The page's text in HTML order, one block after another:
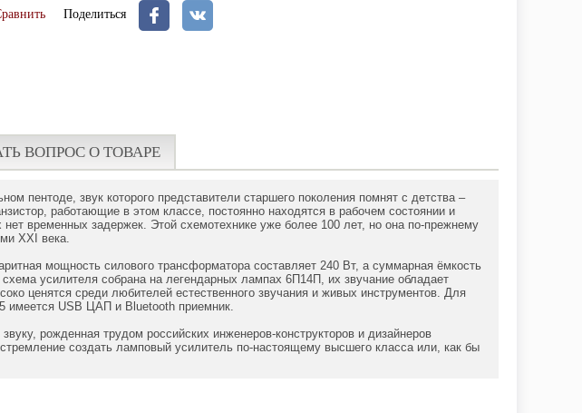
Поделиться
ВОПРОС О ТОВАРЕ
пентоде, звук которого представители старшего поколения помнят с детства –
работающие в этом классе, постоянно находятся в рабочем состоянии и
временных задержек. Этой схемотехнике уже более 100 лет, но она по-прежнему
XXI века.
мощность силового трансформатора составляет 240 Вт, а суммарная ёмкость
усилителя собрана на легендарных лампах 6П14П, их звучание обладает
ценятся среди любителей естественного звучания и живых инструментов. Для
имеется USB ЦАП и Bluetooth приемник.
рожденная трудом российских инженеров-конструкторов и дизайнеров
создать ламповый усилитель по-настоящему высшего класса или, как бы